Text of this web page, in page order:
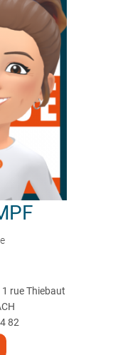
1 rue Thiebaut
82